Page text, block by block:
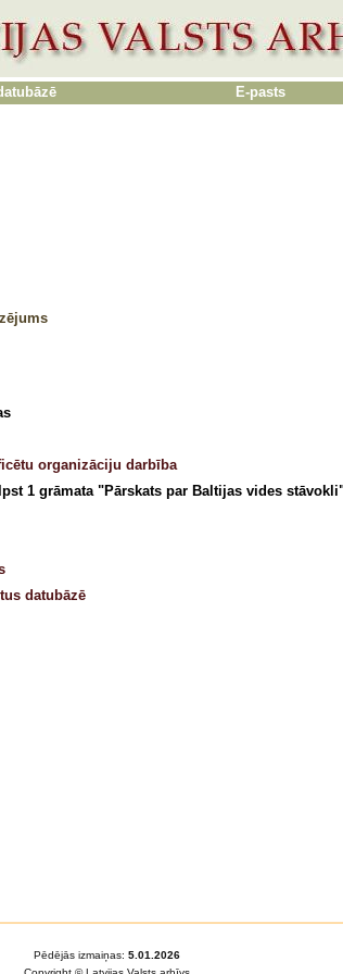
E-pasts
organizāciju darbība
1 grāmata "Pārskats par Baltijas vides
datubāzē
Pēdējās izmaiņas: 5.01.2026